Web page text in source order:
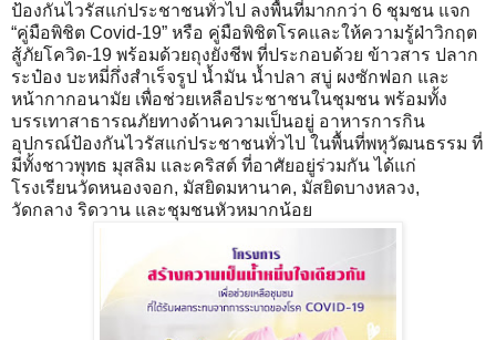
ป้องกันไวรัสแก่ประชาชนทั่วไป ลงพื้นที่มากกว่า 6 ชุมชน แจก
“คู่มือพิชิต Covid-19” หรือ คู่มือพิชิตโรคและให้ความรู้ฝ่าวิกฤต
สู้ภัยโควิด-19 พร้อมด้วยถุงยังชีพ ที่ประกอบด้วย ข้าวสาร ปลาก
ระป๋อง บะหมี่กึ่งสำเร็จรูป น้ำมัน น้ำปลา สบู่ ผงซักฟอก และ
หน้ากากอนามัย เพื่อช่วยเหลือประชาชนในชุมชน พร้อมทั้ง
บรรเทาสาธารณภัยทางด้านความเป็นอยู่ อาหารการกิน
อุปกรณ์ป้องกันไวรัสแก่ประชาชนทั่วไป ในพื้นที่พหุวัฒนธรรม ที่
มีทั้งชาวพุทธ มุสลิม และคริสต์ ที่อาศัยอยู่ร่วมกัน ได้แก่
โรงเรียนวัดหนองจอก, มัสยิดมหานาค, มัสยิดบางหลวง,
วัดกลาง ริดวาน และชุมชนหัวหมากน้อย